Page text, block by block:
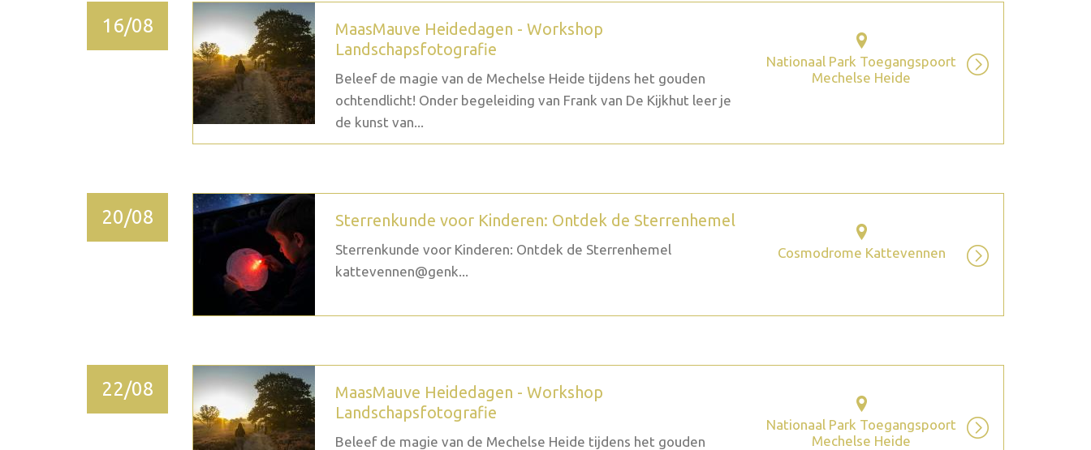
16/08
MaasMauve Heidedagen - Workshop
Landschapsfotografie
Beleef de magie van de Mechelse Heide tijdens het gouden
ochtendlicht! Onder begeleiding van Frank van De Kijkhut leer je
de kunst van...
Nationaal Park Toegangspoort
Mechelse Heide
20/08 Sterrenkunde voor Kinderen: Ontdek de Sterrenhemel
Sterrenkunde voor Kinderen: Ontdek de Sterrenhemel
kattevennen@genk...
Cosmodrome Kattevennen
22/08
MaasMauve Heidedagen - Workshop
Landschapsfotografie
Beleef de magie van de Mechelse Heide tijdens het gouden
Nationaal Park Toegangspoort
Mechelse Heide